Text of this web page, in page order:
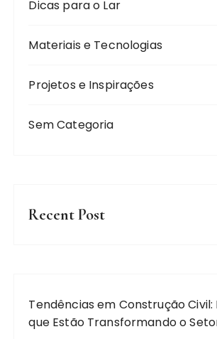
Dicas para o Lar
Materiais e Tecnologias
Projetos e Inspirações
Sem Categoria
Recent Post
Tendências em Construção Civil:
que Estão Transformando o